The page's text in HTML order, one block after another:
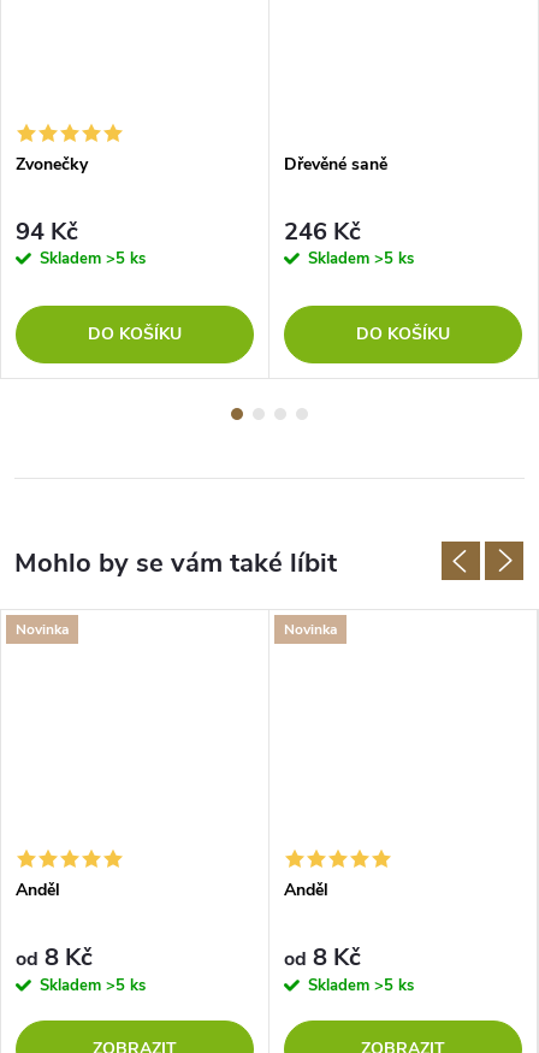
Zvonečky
94 Kč
Skladem >5 ks
DO KOŠÍKU
Dřevěné saně
246 Kč
Skladem >5 ks
DO KOŠÍKU
Novinka
Anděl
od 8 Kč
Skladem >5 ks
ZOBRAZIT
Novinka
Anděl
od 8 Kč
Skladem >5 ks
ZOBRAZIT